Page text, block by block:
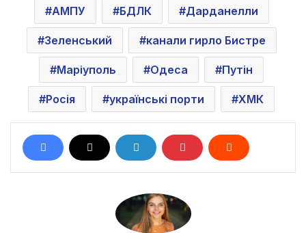
АМПУ БДЛК Дарданелли
Зеленський канали гирло Бистре
Маріуполь Одеса Путін
Росія українські порти ХМК